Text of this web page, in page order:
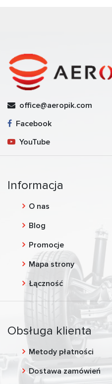
office@aeropik.com
Facebook
YouTube
Informacja
O nas
Blog
Promocje
Mapa strony
Łączność
Obsługa klienta
Metody płatności
Dostawa zamówień